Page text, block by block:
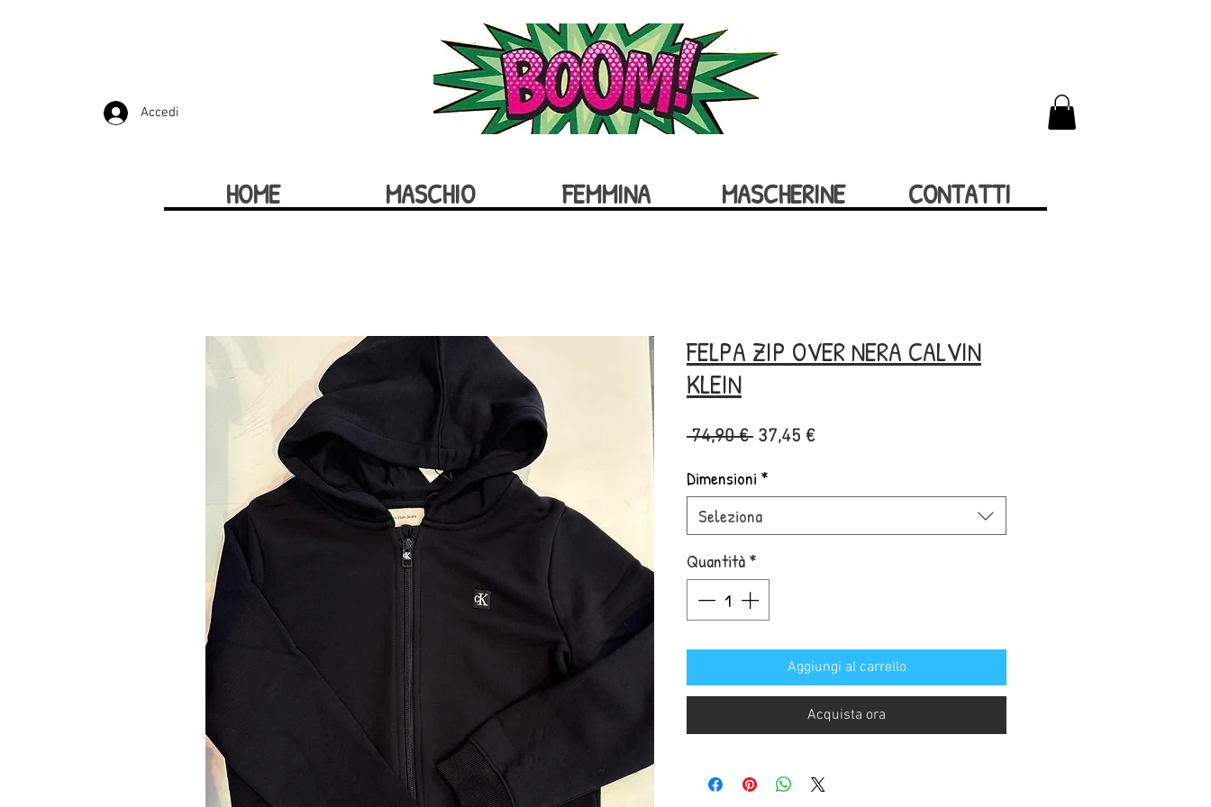
Accedi
HOME MASCHIO FEMMINA MASCHERINE CONTATTI
FELPA ZIP OVER NERA CALVIN
KLEIN
74,90 € Prezzo
37,45 €Prezzo
Dimensioni *
Seleziona
Quantità*
Aggiungi al carrello
Acquista ora